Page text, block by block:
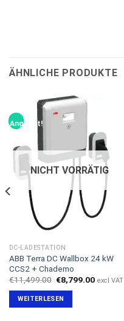
ÄHNLICHE PRODUKTE
Angebot!
NICHT VORRÄTIG
DC-LADESTATION
ABB Terra DC Wallbox 24 kW
CCS2 + Chademo
€11,499.00 Ursprünglicher
Preis
war:
€11,499.00
€8,799.00Aktueller
excl VAT
WEITERLESEN